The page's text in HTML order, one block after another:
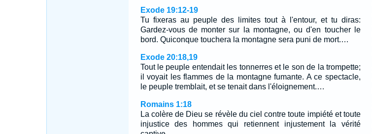
Exode 19:12-19
Tu fixeras au peuple des limites tout à l'entour, et tu diras:
Gardez-vous de monter sur la montagne, ou d'en toucher le
bord. Quiconque touchera la montagne sera puni de mort.…
Exode 20:18,19
Tout le peuple entendait les tonnerres et le son de la trompette;
il voyait les flammes de la montagne fumante. A ce spectacle,
le peuple tremblait, et se tenait dans l'éloignement.…
Romains 1:18
La colère de Dieu se révèle du ciel contre toute impiété et toute
injustice des hommes qui retiennent injustement la vérité